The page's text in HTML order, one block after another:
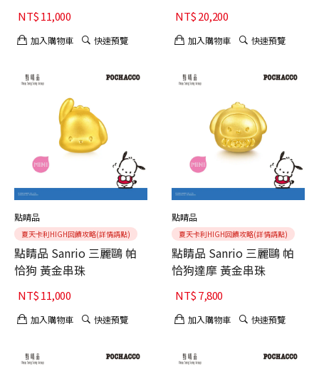
NT$11,000
加入購物車 快速預覽
NT$20,200
加入購物車 快速預覽
點睛品
夏天卡利HIGH回饋攻略(詳情請點)
點睛品 Sanrio 三麗鷗 帕
恰狗 黃金串珠
NT$11,000
加入購物車 快速預覽
點睛品
夏天卡利HIGH回饋攻略(詳情請點)
點睛品 Sanrio 三麗鷗 帕
恰狗達摩 黃金串珠
NT$7,800
加入購物車 快速預覽